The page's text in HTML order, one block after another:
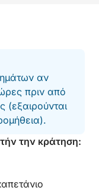
κόσμο.
αν
πριν από
(εξαιρούνται
την κράτηση: